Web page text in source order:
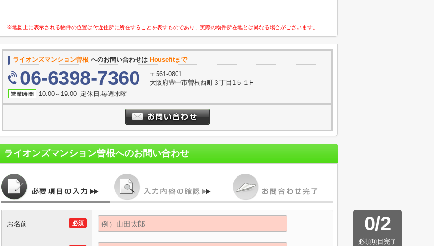
※地図上に表示される物件の位置は付近住所に所在することを表すものであり、実際の物件所在地とは異なる場合がございます。
ライオンズマンション曽根 へのお問い合わせは Housefitまで
06-6398-7360
〒561-0801
大阪府豊中市曽根西町３丁目1-5-１F
10:00～19:00 定休日:毎週水曜
ライオンズマンション曽根へのお問い合わせ
0/2
必須項目完了
必須
お名前